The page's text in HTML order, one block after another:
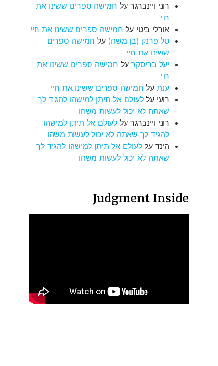
רוני ויינברגר על חמישה ספרים ששינו את
חיי
אורלי ביטי על חמישה ספרים ששינו את חיי
טל פרנק (בן משה) על חמישה ספרים
ששינו את חיי
יעל בריסקר על חמישה ספרים ששינו את
חיי
ענת על חמישה ספרים ששינו את חיי
רועי על לעולם אל תיתן למישהו להגיד לך
שאתה לא יכול לעשות משהו
רוני ויינברגר על לעולם אל תיתן למישהו
להגיד לך שאתה לא יכול לעשות משהו
הינד על לעולם אל תיתן למישהו להגיד לך
שאתה לא יכול לעשות משהו
Judgment Inside